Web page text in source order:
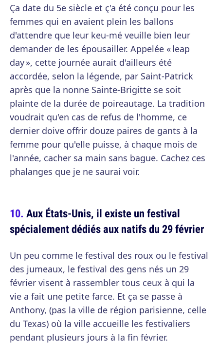
Ça date du 5e siècle et ç'a été conçu pour les
femmes qui en avaient plein les ballons
d'attendre que leur keu-mé veuille bien leur
demander de les épousailler. Appelée « leap
day », cette journée aurait d'ailleurs été
accordée, selon la légende, par Saint-Patrick
après que la nonne Sainte-Brigitte se soit
plainte de la durée de poireautage. La tradition
voudrait qu'en cas de refus de l'homme, ce
dernier doive offrir douze paires de gants à la
femme pour qu'elle puisse, à chaque mois de
l'année, cacher sa main sans bague. Cachez ces
phalanges que je ne saurai voir.
Aux États-Unis, il existe un festival
spécialement dédiés aux natifs du 29 février
Un peu comme le festival des roux ou le festival
des jumeaux, le festival des gens nés un 29
février visent à rassembler tous ceux à qui la
vie a fait une petite farce. Et ça se passe à
Anthony, (pas la ville de région parisienne, celle
du Texas) où la ville accueille les festivaliers
pendant plusieurs jours à la fin février.